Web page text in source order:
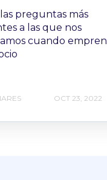
preguntas más
a las que nos
cuando
OCT 23, 2022